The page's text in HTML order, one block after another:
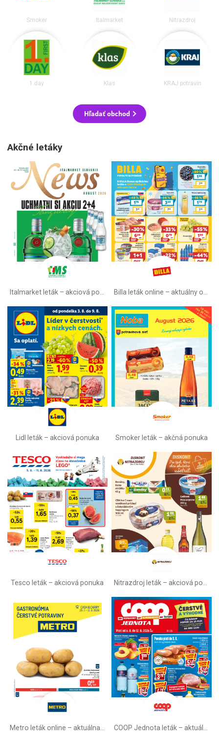
Smoker Italmarket Nitrazdroj
1.day Klas KRAJ potravín
Hľadať obchod
Akčné letáky
Lidl leták –⁠ akciová ponuka Smoker leták – akčná ponuka
Tesco leták – akciová ponuka
Metro leták online –⁠ aktuálna ponuka COOP Jednota leták –⁠ aktuálny